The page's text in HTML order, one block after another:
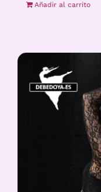
Añadir al carrito